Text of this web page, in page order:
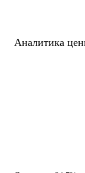
Аналитика